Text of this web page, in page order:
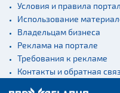
Условия и правила
Использование
Владельцам бизнеса
Реклама на портале
Требования к рекламе
Контакты и обратная